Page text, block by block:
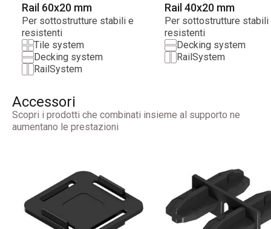
Rail 60x20 mm
Per sottostrutture stabili e
resistenti
Tile system
Decking system
RailSystem
Rail 40x20 mm
Per sottostrutture stabili
resistenti
Decking system
RailSystem
Accessori
Scopri i prodotti che combinati insieme al supporto ne
aumentano le prestazioni